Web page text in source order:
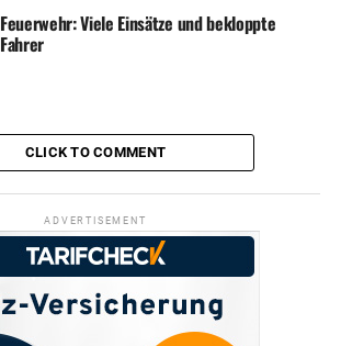
Feuerwehr: Viele Einsätze und bekloppte
Fahrer
CLICK TO COMMENT
ADVERTISEMENT